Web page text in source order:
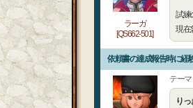
ラーガ
[QS662-501]
試練
現在
依頼書の達成報告時に経
テー
りっ